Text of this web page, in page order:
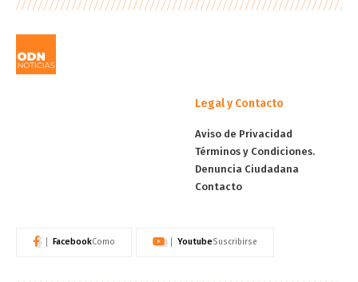
Legal y Contacto
Aviso de Privacidad
Términos y Condiciones.
Denuncia Ciudadana
Contacto
FacebookComo YoutubeSuscribirse